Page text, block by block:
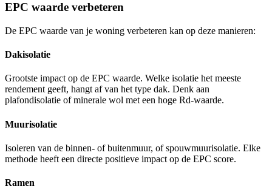
EPC waarde verbeteren
De EPC waarde van je woning verbeteren kan op deze manieren:
Dakisolatie
Grootste impact op de EPC waarde. Welke isolatie het meeste
rendement geeft, hangt af van het type dak. Denk aan
plafondisolatie of minerale wol met een hoge Rd-waarde.
Muurisolatie
Isoleren van de binnen- of buitenmuur, of spouwmuurisolatie. Elke
methode heeft een directe positieve impact op de EPC score.
Ramen